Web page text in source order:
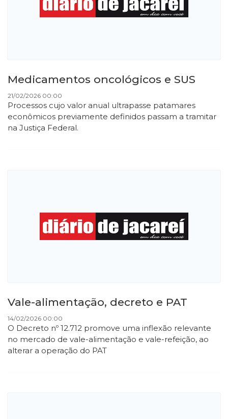
Medicamentos oncológicos e SUS
21/02/2026 00:00
Processos cujo valor anual ultrapasse patamares
econômicos previamente definidos passam a tramitar
na Justiça Federal.
Vale-alimentação, decreto e PAT
14/02/2026 00:00
O Decreto nº 12.712 promove uma inflexão relevante
no mercado de vale-alimentação e vale-refeição, ao
alterar a operação do PAT